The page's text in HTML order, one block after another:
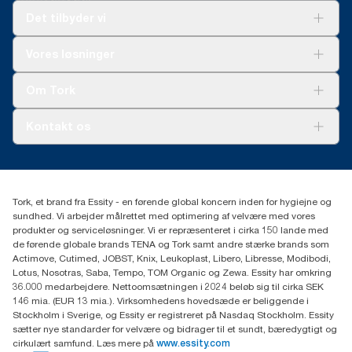
er baseret på et systemgennemsnit, er det ikke beregnet til brug
Smiley-rapport
(+45) 48 16 82 44
Professional Hygiene
Gydevang 33
DK-3450 Allerød
Tork, et brand fra Essity - en førende global koncern inden for hygiejne og
sundhed. Vi arbejder målrettet med optimering af velvære med vores
produkter og serviceløsninger. Vi er repræsenteret i cirka 150 lande med
de førende globale brands TENA og Tork samt andre stærke brands som
Actimove, Cutimed, JOBST, Knix, Leukoplast, Libero, Libresse, Modibodi,
Lotus, Nosotras, Saba, Tempo, TOM Organic og Zewa. Essity har omkring
36.000 medarbejdere. Nettoomsætningen i 2024 beløb sig til cirka SEK
146 mia. (EUR 13 mia.). Virksomhedens hovedsæde er beliggende i
Stockholm i Sverige, og Essity er registreret på Nasdaq Stockholm. Essity
sætter nye standarder for velvære og bidrager til et sundt, bæredygtigt og
cirkulært samfund. Læs mere på www.essity.com